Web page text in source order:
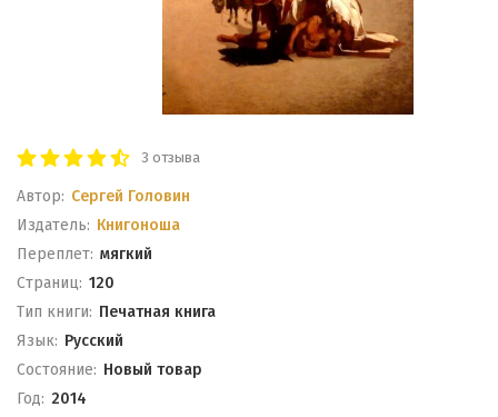
3 отзыва
Автор: Сергей Головин
Издатель: Книгоноша
Переплет: мягкий
Cтраниц: 120
Тип книги: Печатная книга
Язык: Русский
Состояние: Новый товар
Год: 2014